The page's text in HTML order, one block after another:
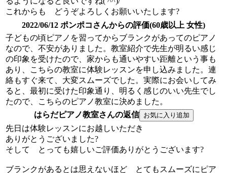
これからも どうぞよろしくお願いいたします?
2022/06/12 ポンポコさんからの評価(60歳以上 女性)
子どもの頃ピアノを習ってからブランクがあってのピアノ
なので、不安がありました。教室紹介で先生が明るい感じ
の印象を受けたので、家からも通いやすい距離という事も
あり、こちらの教室に体験レッスンを申し込みました。連
絡もすぐ来て、大変スムーズでした。実際にお会いしてみ
ると、最初に受けた印象通り、明るく感じのいい先生でし
たので、こちらのピアノ教室に決めました。
はらだピアノ教室さんの返信
先日は体験レッスンにお越しいただき
ありがとうございました?
そして とっても嬉しいご評価ありがとうございます?
ブランクがあるとは思えないほど とてもスムーズにピア